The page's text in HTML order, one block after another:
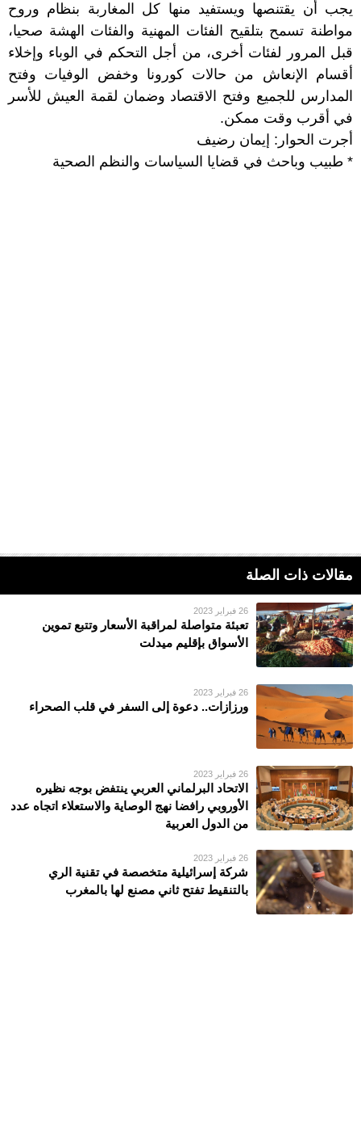
يجب أن يقتنصها ويستفيد منها كل المغاربة بنظام وروح
مواطنة تسمح بتلقيح الفئات المهنية والفئات الهشة صحيا،
قبل المرور لفئات أخرى، من أجل التحكم في الوباء وإخلاء
أقسام الإنعاش من حالات كورونا وخفض الوفيات وفتح
المدارس للجميع وفتح الاقتصاد وضمان لقمة العيش للأسر
في أقرب وقت ممكن.
أجرت الحوار: إيمان رضيف
* طبيب وباحث في قضايا السياسات والنظم الصحية
مقالات ذات الصلة
26 فبراير 2023
تعبئة متواصلة لمراقبة الأسعار وتتبع تموين
الأسواق بإقليم ميدلت
26 فبراير 2023
ورزازات.. دعوة إلى السفر في قلب الصحراء
26 فبراير 2023
الاتحاد البرلماني العربي ينتفض بوجه نظيره
الأوروبي رافضا نهج الوصاية والاستعلاء اتجاه عدد
من الدول العربية
26 فبراير 2023
شركة إسرائيلية متخصصة في تقنية الري
بالتنقيط تفتح ثاني مصنع لها بالمغرب